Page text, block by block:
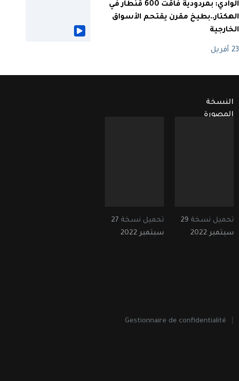
الوادي: بمردودية فاقت 600 قنطار في
الهكتار..بطيخ مقرن يقتحم الأسواق
الخارجية
23 أفريل
النسخة
المصورة
تحميل نسخة 29
سبتمبر 2022
تحميل نسخة 27
سبتمبر 2022
Gestionnaire de confidentialité